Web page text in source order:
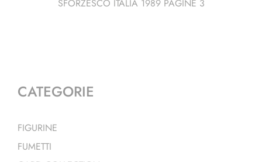
SFORZESCO ITALIA 1989 PAGINE 3
CATEGORIE
FIGURINE
FUMETTI